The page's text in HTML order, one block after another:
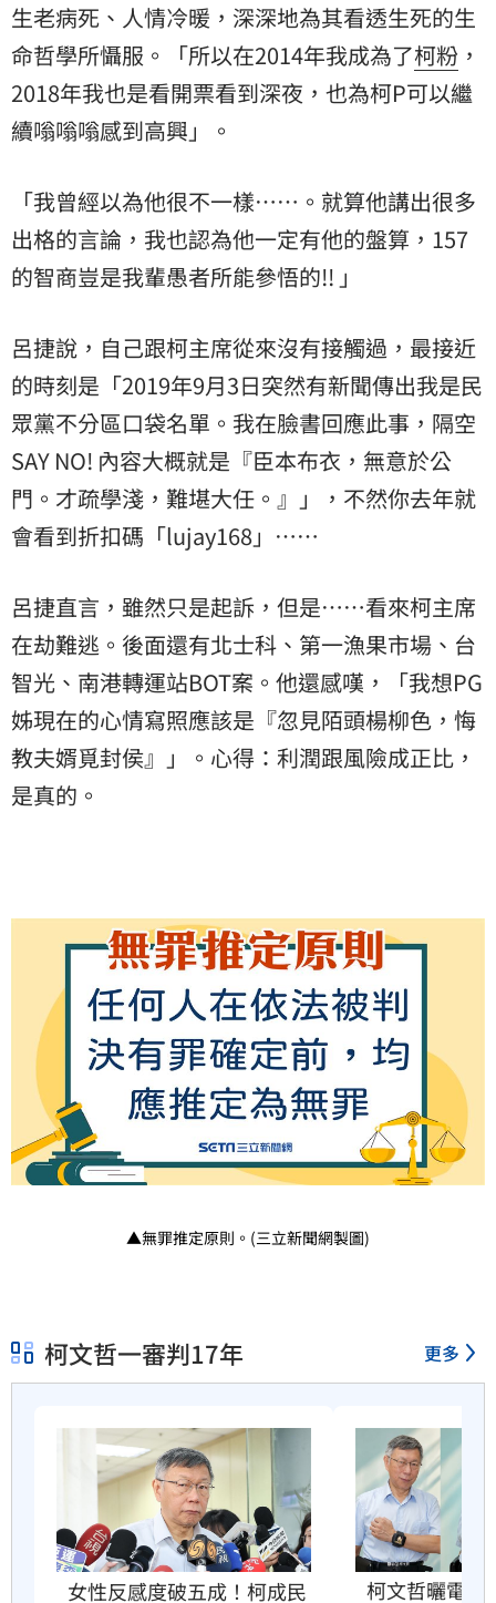
生老病死、人情冷暖，深深地為其看透生死的生
命哲學所懾服。「所以在2014年我成為了柯粉 ，
2018年我也是看開票看到深夜，也為柯P可以繼
續嗡嗡嗡感到高興」。
「我曾經以為他很不一樣……。就算他講出很多
出格的言論，我也認為他一定有他的盤算，157
的智商豈是我輩愚者所能參悟的!! 」
呂捷說，自己跟柯主席從來沒有接觸過，最接近
的時刻是「2019年9月3日突然有新聞傳出我是民
眾黨不分區口袋名單。我在臉書回應此事，隔空
SAY NO! 內容大概就是『臣本布衣，無意於公
門。才疏學淺，難堪大任。』」，不然你去年就
會看到折扣碼「lujay168」……
呂捷直言，雖然只是起訴，但是……看來柯主席
在劫難逃。後面還有北士科、第一漁果市場、台
智光、南港轉運站BOT案。他還感嘆，「我想PG
姊現在的心情寫照應該是『忽見陌頭楊柳色，悔
教夫婿覓封侯』」。心得：利潤跟風險成正比，
是真的。
▲無罪推定原則。(三立新聞網製圖)
柯文哲一審判17年 更多
女性反感度破五成！柯成民 柯文哲曬電子